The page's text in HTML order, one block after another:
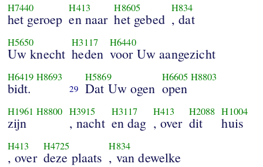
H7440
het geroep
H413
en naar
H8605
het gebed
H834
, dat
H5650
Uw knecht
H3117
heden
H6440
voor Uw aangezicht
H6419 H8693
bidt. 29
H5869
Dat Uw ogen
H6605 H8803
open
H1961 H8800
zijn
H3915
, nacht
H3117
en dag
H413
, over
H2088
dit
H1004
huis
H413
, over
H4725
deze plaats
H834
, van dewelke